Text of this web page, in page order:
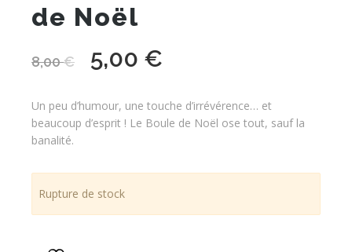
de Noël
8,00€
Le
était :
5,00 €
actuel
est :
Un peu d’humour, une touche d’irrévérence… et
beaucoup d’esprit ! Le Boule de Noël ose tout, sauf la
banalité.
Rupture de stock